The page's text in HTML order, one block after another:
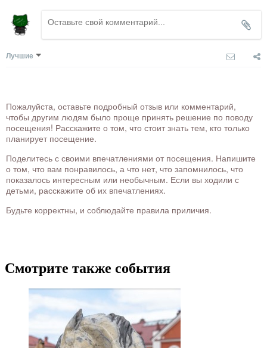
Лучшие
Пожалуйста, оставьте подробный отзыв или комментарий,
чтобы другим людям было проще принять решение по поводу
посещения! Расскажите о том, что стоит знать тем, кто только
планирует посещение.
Поделитесь с своими впечатлениями от посещения. Напишите
о том, что вам понравилось, а что нет, что запомнилось, что
показалось интересным или необычным. Если вы ходили с
детьми, расскажите об их впечатлениях.
Будьте корректны, и соблюдайте правила приличия.
Смотрите также события